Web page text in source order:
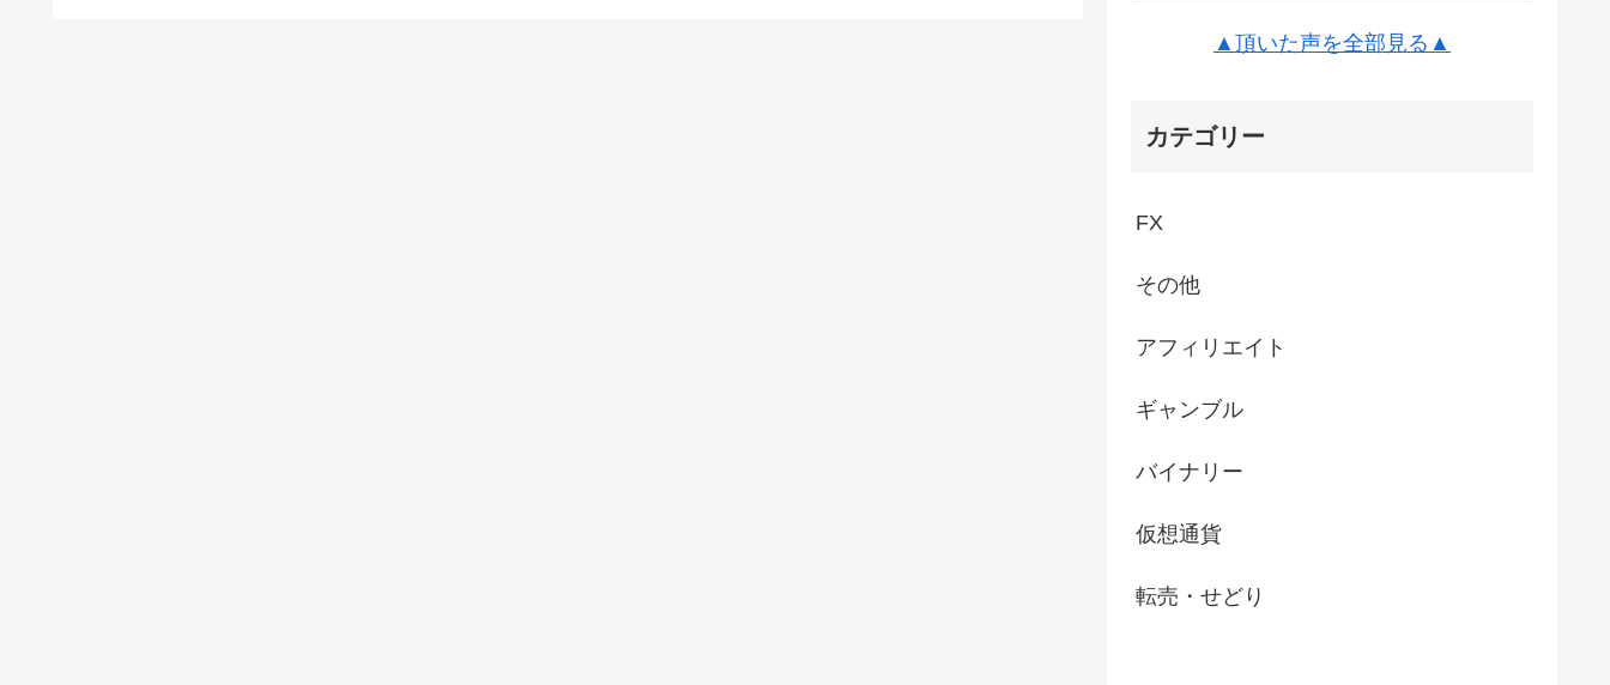
▲頂いた声を全部見る▲
カテゴリー
FX
その他
アフィリエイト
ギャンブル
バイナリー
仮想通貨
転売・せどり